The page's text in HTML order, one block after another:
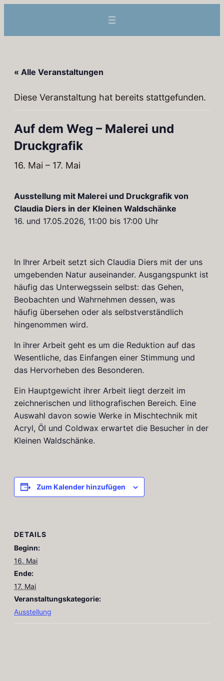
« Alle Veranstaltungen
Diese Veranstaltung hat bereits stattgefunden.
Auf dem Weg – Malerei und
Druckgrafik
16. Mai – 17. Mai
Ausstellung mit Malerei und Druckgrafik von
Claudia Diers in der Kleinen Waldschänke
16. und 17.05.2026, 11:00 bis 17:00 Uhr
In Ihrer Arbeit setzt sich Claudia Diers mit der uns
umgebenden Natur auseinander. Ausgangspunkt ist
häufig das Unterwegssein selbst: das Gehen,
Beobachten und Wahrnehmen dessen, was
häufig übersehen oder als selbstverständlich
hingenommen wird.
In ihrer Arbeit geht es um die Reduktion auf das
Wesentliche, das Einfangen einer Stimmung und
das Hervorheben des Besonderen.
Ein Hauptgewicht ihrer Arbeit liegt derzeit im
zeichnerischen und lithografischen Bereich. Eine
Auswahl davon sowie Werke in Mischtechnik mit
Acryl, Öl und Coldwax erwartet die Besucher in der
Kleinen Waldschänke.
Zum Kalender hinzufügen
DETAILS
Beginn:
16. Mai
Ende:
17. Mai
Veranstaltungskategorie:
Ausstellung